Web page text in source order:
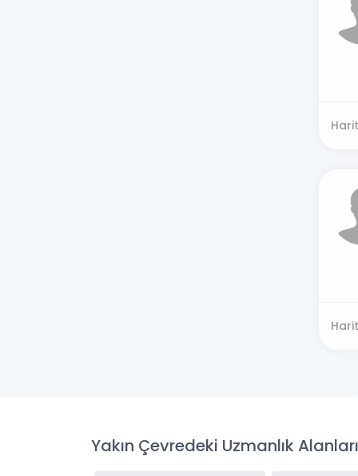
Yakın Çevredeki Uzmanlık Alanları